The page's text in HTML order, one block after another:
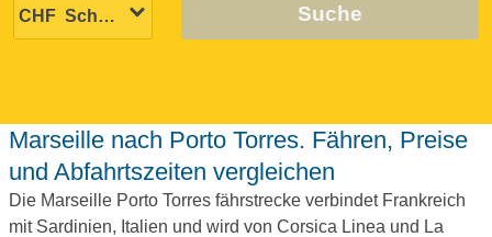
Suche
Marseille nach Porto Torres. Fähren, Preise
und Abfahrtszeiten vergleichen
Die Marseille Porto Torres fährstrecke verbindet Frankreich
mit Sardinien, Italien und wird von Corsica Linea und La